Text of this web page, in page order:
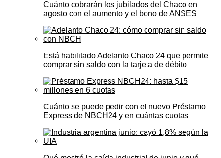
Cuánto cobrarán los jubilados del Chaco en
agosto con el aumento y el bono de ANSES
Está habilitado Adelanto Chaco 24 que permite
comprar sin saldo con la tarjeta de débito
Cuánto se puede pedir con el nuevo Préstamo
Express de NBCH24 y en cuántas cuotas